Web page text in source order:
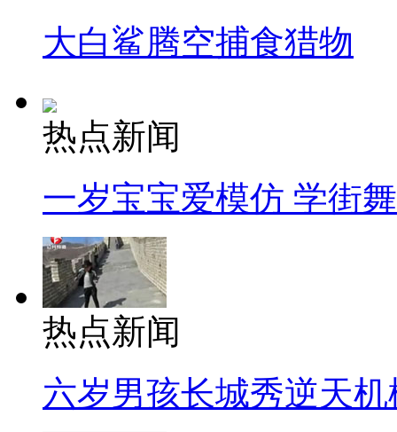
大白鲨腾空捕食猎物
热点新闻
一岁宝宝爱模仿 学街
热点新闻
六岁男孩长城秀逆天机